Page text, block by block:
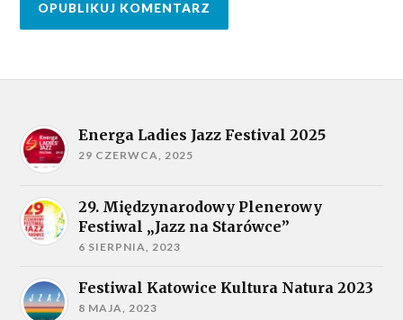
Energa Ladies Jazz Festival 2025
29 CZERWCA, 2025
29. Międzynarodowy Plenerowy
Festiwal „Jazz na Starówce”
6 SIERPNIA, 2023
Festiwal Katowice Kultura Natura 2023
8 MAJA, 2023